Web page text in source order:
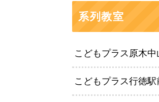
系列教室
こどもプラス原木中
こどもプラス行徳駅